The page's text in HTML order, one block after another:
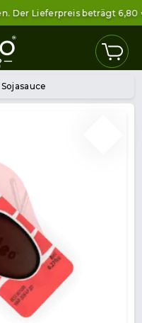
Lieferpreis beträgt 6,80
Sojasauce